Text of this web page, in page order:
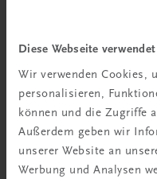
Diese Webseite
Wir verwenden Cookies,
personalisieren,
können und die Zugriffe
Außerdem geben wir
unserer Website an
Werbung und Analysen